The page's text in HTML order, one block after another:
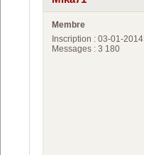
Membre
Inscription : 03-01-2014
Messages : 3 180